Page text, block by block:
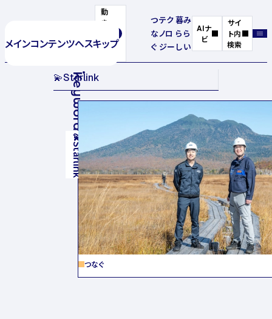
メインコンテンツへスキップ
動
き
停
つ
な
ぐ
テク
ノロ
ジー
暮
ら
し
み
ら
い
AIナ
ビ
サイ
ト内
検索
Keyword
💫
Starlink
💫Starlink
つなぐ